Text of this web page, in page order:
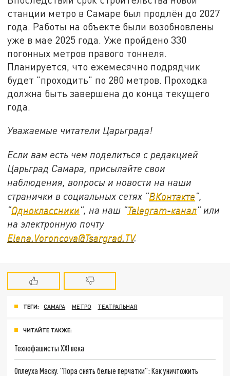
станции метро в Самаре был продлён до 2027
года. Работы на объекте были возобновлены
уже в мае 2025 года. Уже пройдено 330
погонных метров правого тоннеля.
Планируется, что ежемесячно подрядчик
будет "проходить" по 280 метров. Проходка
должна быть завершена до конца текущего
года.
Уважаемые читатели Царьграда!
Если вам есть чем поделиться с редакцией
Царьград Самара, присылайте свои
наблюдения, вопросы и новости на наши
странички в социальных сетях "ВКонтакте",
"Одноклассники", на наш "Telegram-канал" или
на электронную почту
Elena.Voroncova@Tsargrad.TV.
ТЕГИ: САМАРА МЕТРО ТЕАТРАЛЬНАЯ
ЧИТАЙТЕ ТАКЖЕ:
Технофашисты XXI века
Оплеуха Маску. "Пора снять белые перчатки": Как уничтожить